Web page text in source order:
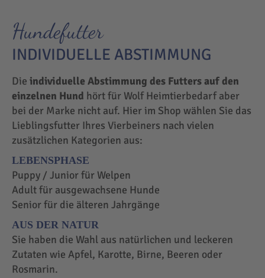
Hundefutter
INDIVIDUELLE ABSTIMMUNG
Die individuelle Abstimmung des Futters auf den
einzelnen Hund hört für Wolf Heimtierbedarf aber
bei der Marke nicht auf. Hier im Shop wählen Sie das
Lieblingsfutter Ihres Vierbeiners nach vielen
zusätzlichen Kategorien aus:
LEBENSPHASE
Puppy / Junior für Welpen
Adult für ausgewachsene Hunde
Senior für die älteren Jahrgänge
AUS DER NATUR
Sie haben die Wahl aus natürlichen und leckeren
Zutaten wie Apfel, Karotte, Birne, Beeren oder
Rosmarin.